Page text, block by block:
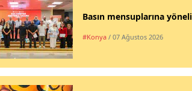
Basın mensuplarına
#Konya / 07 Ağustos 2026